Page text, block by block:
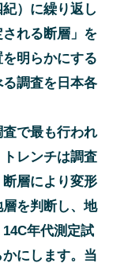
）に繰り返し
れる断層」を
明らかにする
調査を日本各
で最も行われ
レンチは調査
層により変形
を判断し、地
年代測定試
にします。当